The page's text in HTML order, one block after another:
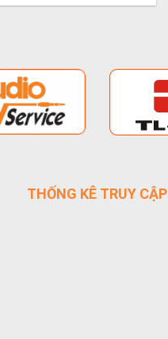
THỐNG KÊ TRUY CẬP